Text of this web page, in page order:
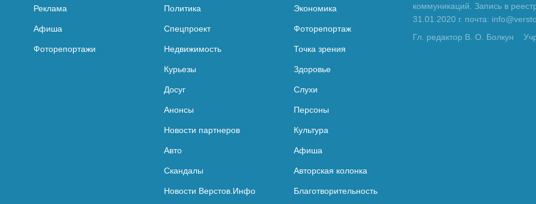
Реклама
Афиша
Фоторепортажи
Политика Экономика
Спецпроект Фоторепортаж
Недвижимость Точка зрения
Курьезы Здоровье
Досуг Слухи
Анонсы Персоны
Новости партнеров Культура
Авто Афиша
Скандалы Авторская колонка
Новости Верстов.Инфо Благотворительность
коммуникаций. Запись в
31.01.2020 г. почта:
Гл. редактор В. О. Болкун